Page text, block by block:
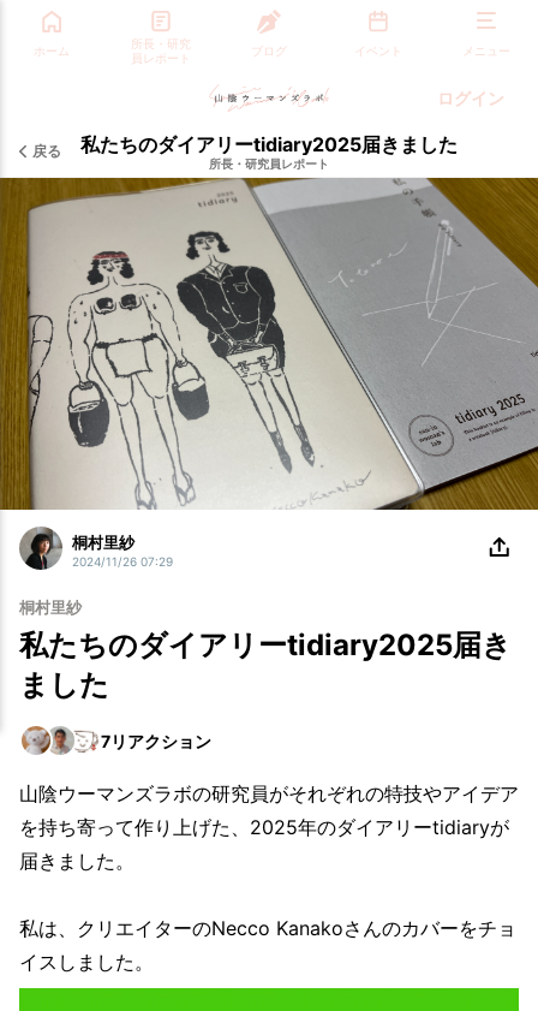
ホーム
所長・研究
員レポート
ブログ イベント メニュー
ログイン
戻る 私たちのダイアリーtidiary2025届きました
所長・研究員レポート
桐村里紗
2024/11/26 07:29
桐村里紗
私たちのダイアリーtidiary2025届き
ました
7リアクション
山陰ウーマンズラボの研究員がそれぞれの特技やアイデア
を持ち寄って作り上げた、2025年のダイアリーtidiaryが
届きました。
私は、クリエイターのNecco Kanakoさんのカバーをチョ
イスしました。